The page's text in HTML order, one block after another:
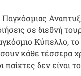
σε διεθνή
Κύπελλο,
κάθε τέσσερα
δεν είναι